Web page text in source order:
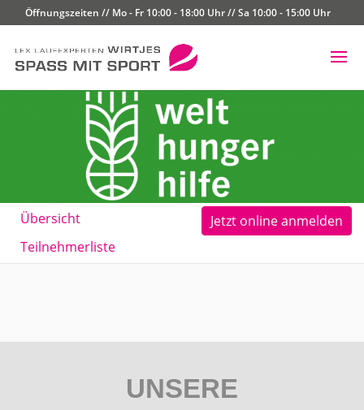
Öffnungszeiten // Mo - Fr 10:00 - 18:00 Uhr // Sa 10:00 - 15:00 Uhr
Übersicht
Teilnehmerliste
Jetzt online anmelden
UNSERE